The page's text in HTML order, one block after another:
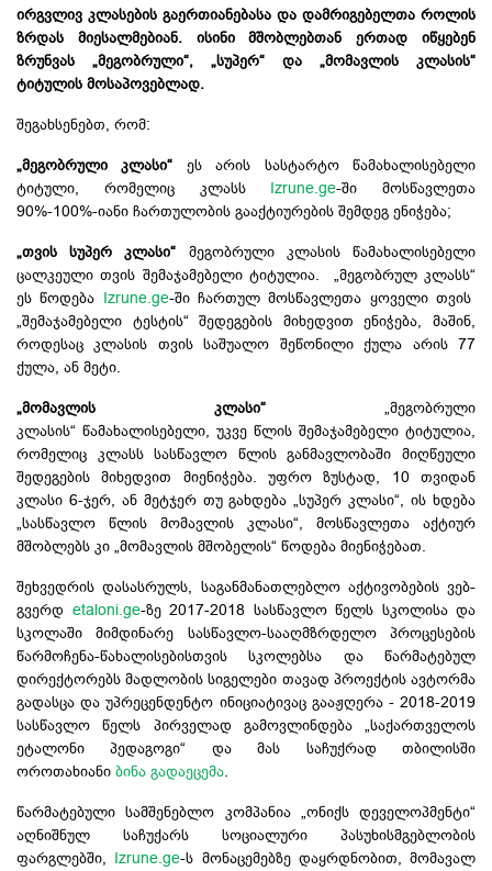
ირგვლივ კლასების გაერთიანებასა და დამრიგებელთა როლის
ზრდას მიესალმებიან. ისინი მშობლებთან ერთად იწყებენ
ზრუნვას „მეგობრული“, „სუპერ“ და „მომავლის კლასის“
ტიტულის მოსაპოვებლად.
შეგახსენებთ, რომ:
„მეგობრული კლასი“ ეს არის სასტარტო წამახალისებელი
ტიტული, რომელიც კლასს Izrune.ge-ში მოსწავლეთა
90%-100%-იანი ჩართულობის გააქტიურების შემდეგ ენიჭება;
„თვის სუპერ კლასი“ მეგობრული კლასის წამახალისებელი
ცალკეული თვის შემაჯამებელი ტიტულია. „მეგობრულ კლასს“
ეს წოდება Izrune.ge-შიჩართულ მოსწავლეთა ყოველი თვის
„შემაჯამებელი ტესტის“ შედეგების მიხედვით ენიჭება, მაშინ,
როდესაც კლასის თვის საშუალო შეწონილი ქულა არის 77
ქულა, ან მეტი.
„მომავლის კლასი“ „მეგობრული
კლასის“ წამახალისებელი, უკვე წლის შემაჯამებელი ტიტულია,
რომელიც კლასს სასწავლო წლის განმავლობაში მიღწეული
შედეგების მიხედვით მიენიჭება. უფრო ზუსტად, 10 თვიდან
კლასი 6-ჯერ, ან მეტჯერ თუ გახდება „სუპერ კლასი“, ის ხდება
„სასწავლო წლის მომავლის კლასი“, მოსწავლეთა აქტიურ
მშობლებს კი „მომავლის მშობელის“ წოდება მიენიჭებათ.
შეხვედრის დასასრულს, საგანმანათლებლო აქტივობების ვებ-
გვერდ etaloni.ge-ზე 2017-2018 სასწავლო წელს სკოლისა და
სკოლაში მიმდინარე სასწავლო-სააღმზრდელო პროცესების
წარმოჩენა-წახალისებისთვის სკოლებსა და წარმატებულ
დირექტორებს მადლობის სიგელები თავად პროექტის ავტორმა
გადასცა და უპრეცენდენტო ინიციატივაც გააჟღერა - 2018-2019
სასწავლო წელს პირველად გამოვლინდება „საქართველოს
ეტალონი პედაგოგი“ და მას საჩუქრად თბილისში
ოროთახიანი ბინა გადაეცემა.
წარმატებული სამშენებლო კომპანია „ონიქს დეველოპმენტი“
აღნიშნულ საჩუქარს სოციალური პასუხისმგებლობის
ფარგლებში, Izrune.ge-ს მონაცემებზე დაყრდნობით, მომავალ